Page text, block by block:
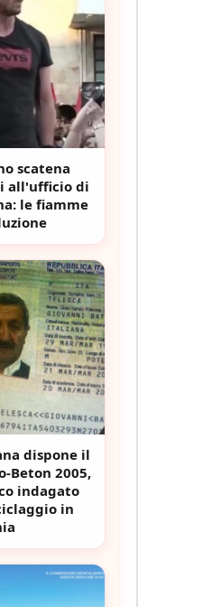
scatena
all'ufficio di
le fiamme
dispone il
Beton 2005,
indagato
in